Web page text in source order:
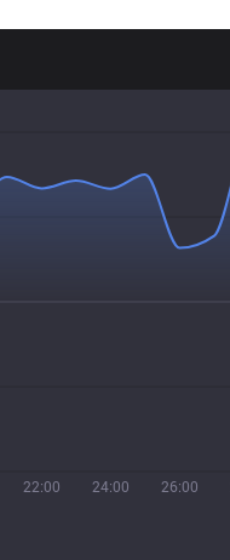
22:00 24:00 26:00